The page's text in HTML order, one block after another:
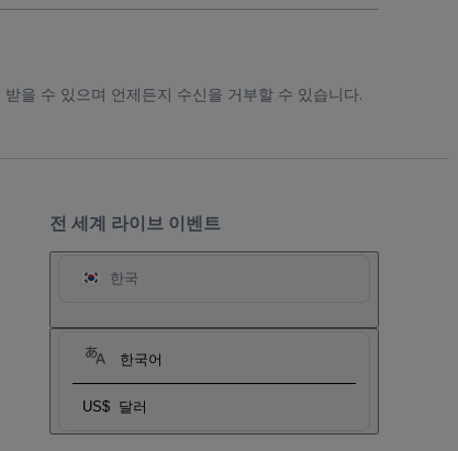
을 수 있으며 언제든지 수신을 거부할 수 있습니다.
전 세계 라이브 이벤트
한국
한국어
US$ 달러